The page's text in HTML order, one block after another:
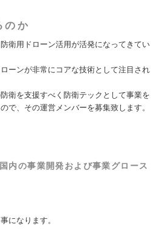
のか
衛用ドローン活用が活発になってきてい
ーンが非常にコアな技術として注目され
衛を支援すべく防衛テックとして事業を
で、その運営メンバーを募集致します。
内の事業開発および事業グロース
になります。